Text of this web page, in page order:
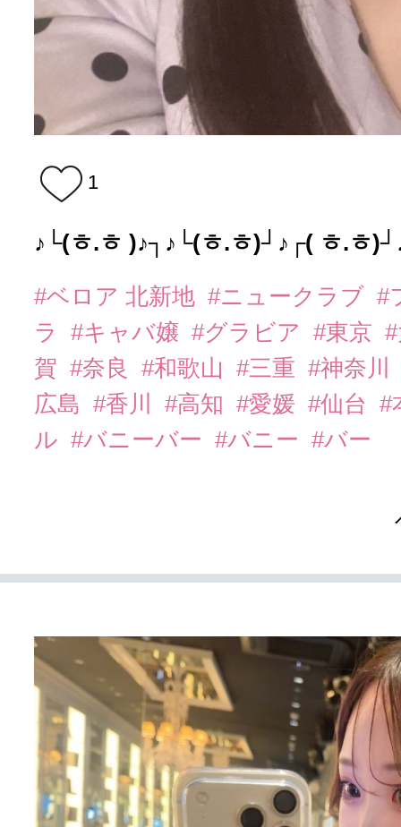
1
♪└(ㅎ.ㅎ )♪┐♪└(ㅎ.ㅎ)┘♪┌( ㅎ.ㅎ
#ベロア 北新地 #ニュークラブ #
ラ
#キャバ嬢 #グラビア #東京
賀 #奈良 #和歌山 #三重 #神奈川
広島
#香川 #高知 #愛媛 #仙台
#
ル #バニーバー #バニー #バー